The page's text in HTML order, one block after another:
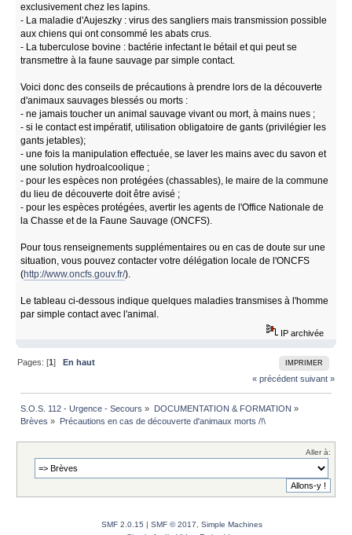
exclusivement chez les lapins.
- La maladie d'Aujeszky : virus des sangliers mais transmission possible
aux chiens qui ont consommé les abats crus.
- La tuberculose bovine : bactérie infectant le bétail et qui peut se
transmettre à la faune sauvage par simple contact.
Voici donc des conseils de précautions à prendre lors de la découverte
d'animaux sauvages blessés ou morts :
- ne jamais toucher un animal sauvage vivant ou mort, à mains nues ;
- si le contact est impératif, utilisation obligatoire de gants (privilégier les
gants jetables);
- une fois la manipulation effectuée, se laver les mains avec du savon et
une solution hydroalcoolique ;
- pour les espèces non protégées (chassables), le maire de la commune
du lieu de découverte doit être avisé ;
- pour les espèces protégées, avertir les agents de l'Office Nationale de
la Chasse et de la Faune Sauvage (ONCFS).
Pour tous renseignements supplémentaires ou en cas de doute sur une
situation, vous pouvez contacter votre délégation locale de l'ONCFS
(http://www.oncfs.gouv.fr/).
Le tableau ci-dessous indique quelques maladies transmises à l'homme
par simple contact avec l'animal.
IP archivée
IMPRIMER
Pages: [1]En haut
« précédent suivant »
S.O.S. 112 - Urgence - Secours » DOCUMENTATION & FORMATION »
Brèves » Précautions en cas de découverte d'animaux morts /!\
Aller à:
SMF 2.0.15 | SMF © 2017
Simple Machines